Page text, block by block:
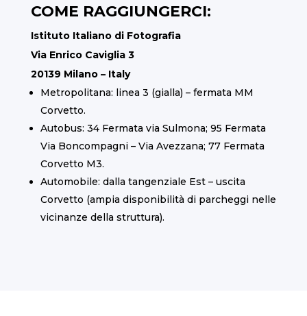
COME RAGGIUNGERCI:
Istituto Italiano di Fotografia
Via Enrico Caviglia 3
20139 Milano – Italy
Metropolitana: linea 3 (gialla) – fermata MM
Corvetto.
Autobus: 34 Fermata via Sulmona; 95 Fermata
Via Boncompagni – Via Avezzana; 77 Fermata
Corvetto M3.
Automobile: dalla tangenziale Est – uscita
Corvetto (ampia disponibilità di parcheggi nelle
vicinanze della struttura).